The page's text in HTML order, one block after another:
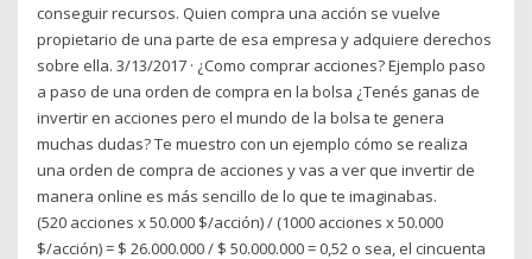
conseguir recursos. Quien compra una acción se vuelve
propietario de una parte de esa empresa y adquiere derechos
sobre ella. 3/13/2017 · ¿Como comprar acciones? Ejemplo paso
a paso de una orden de compra en la bolsa ¿Tenés ganas de
invertir en acciones pero el mundo de la bolsa te genera
muchas dudas? Te muestro con un ejemplo cómo se realiza
una orden de compra de acciones y vas a ver que invertir de
manera online es más sencillo de lo que te imaginabas.
(520 acciones x 50.000 $/acción) / (1000 acciones x 50.000
$/acción) = $ 26.000.000 / $ 50.000.000 = 0,52 o sea, el cincuenta